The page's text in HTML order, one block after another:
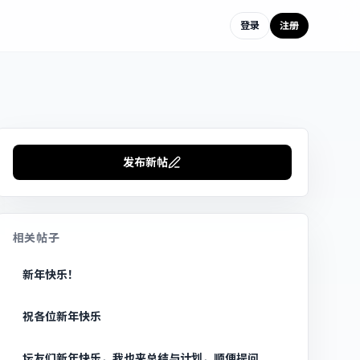
登录 注册
发布新帖
相关帖子
新年快乐！
祝各位新年快乐